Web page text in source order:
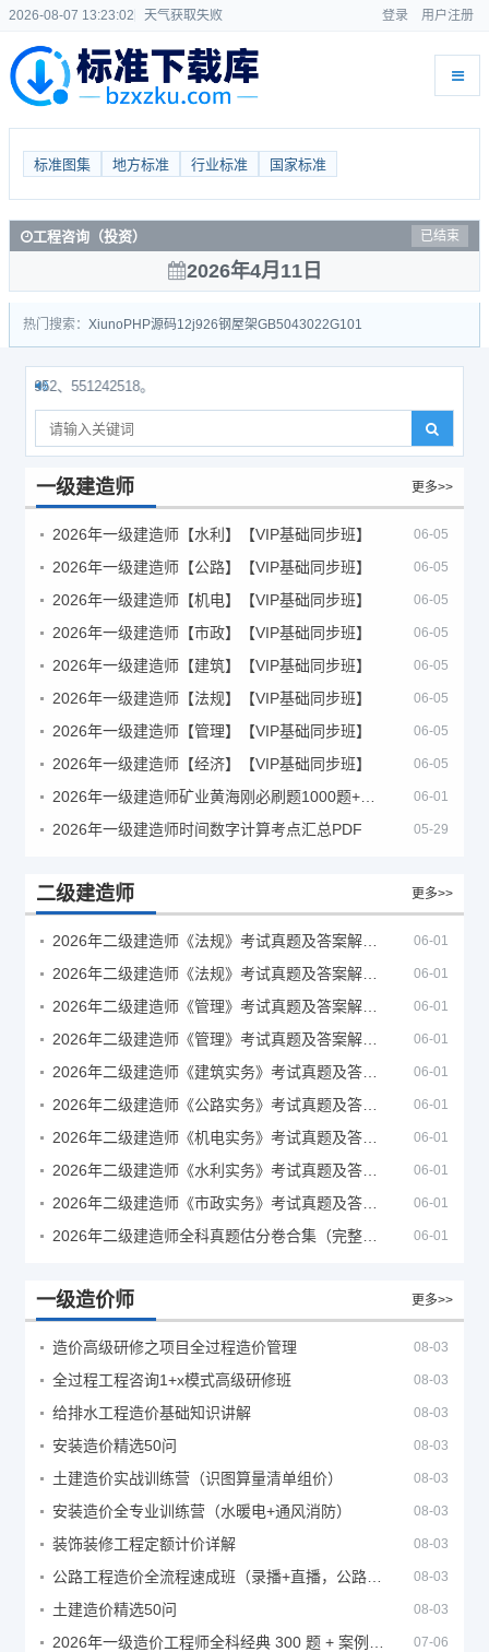
2026-08-07 13:23:03 天气获取失败 登录 用户注册
标准图集 地方标准 行业标准 国家标准
工程咨询（投资） 已结束
2026年4月11日
热门搜索： Xiuno PHP源码12j926钢屋架GB5043022G101
、551242518。
一级建造师 更多>>
2026年一级建造师【水利】【VIP基础同步班】 06-05
2026年一级建造师【公路】【VIP基础同步班】 06-05
2026年一级建造师【机电】【VIP基础同步班】 06-05
2026年一级建造师【市政】【VIP基础同步班】 06-05
2026年一级建造师【建筑】【VIP基础同步班】 06-05
2026年一级建造师【法规】【VIP基础同步班】 06-05
2026年一级建造师【管理】【VIP基础同步班】 06-05
2026年一级建造师【经济】【VIP基础同步班】 06-05
06-01
2026年一级建造师时间数字计算考点汇总PDF 05-29
二级建造师 更多>>
06-01
06-01
06-01
06-01
06-01
06-01
06-01
06-01
06-01
06-01
一级造价师 更多>>
造价高级研修之项目全过程造价管理 08-03
全过程工程咨询1+x模式高级研修班 08-03
给排水工程造价基础知识讲解 08-03
安装造价精选50问 08-03
土建造价实战训练营（识图算量清单组价） 08-03
安装造价全专业训练营（水暖电+通风消防） 08-03
装饰装修工程定额计价详解 08-03
08-03
土建造价精选50问 08-03
07-06